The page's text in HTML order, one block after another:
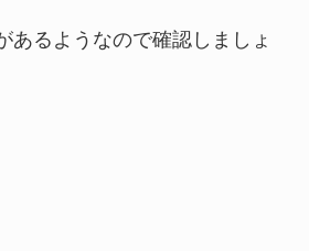
あるようなので確認しましょ